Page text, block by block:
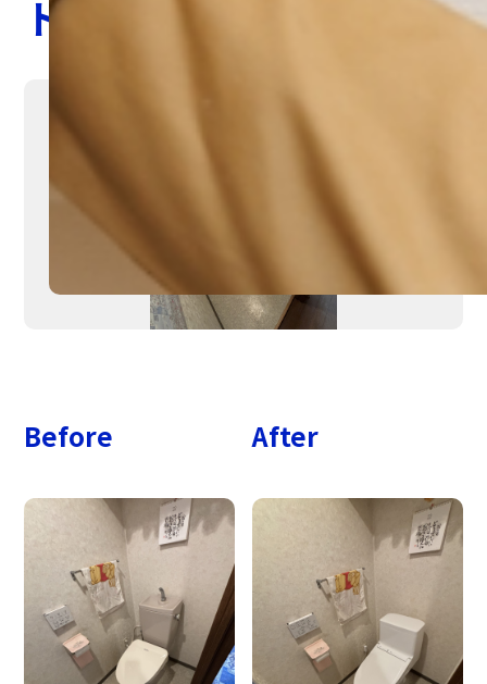
トイレ交換
Before After